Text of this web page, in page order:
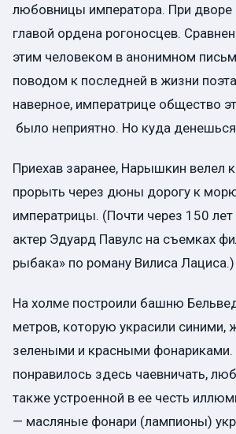
любовницы императора. При дворе
главой ордена рогоносцев.
этим человеком в анонимном
поводом к последней в жизни
наверное, императрице общество
было неприятно. Но куда
Приехав заранее, Нарышкин велел
прорыть через дюны дорогу к
императрицы. (Почти через 150
актер Эдуард Павулс на съемках
рыбака» по роману Вилиса Лациса.)
На холме построили башню
метров, которую украсили синими,
зелеными и красными фонариками.
понравилось здесь чаевничать,
также устроенной в ее честь
— масляные фонари (лампионы)